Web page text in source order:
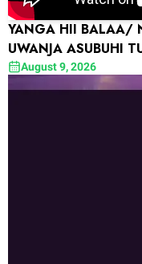
YANGA HII BALAA/
UWANJA ASUBUHI
DAYAugust 9, 2026